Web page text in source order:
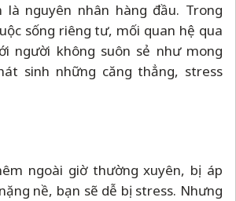
nguyên nhân hàng đầu. Trong
sống riêng tư, mối quan hệ qua
người không suôn sẻ như mong
sinh những căng thẳng, stress
ngoài giờ thường xuyên, bị áp
nề, bạn sẽ dễ bị stress. Nhưng